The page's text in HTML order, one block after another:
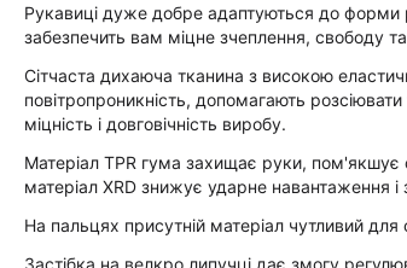
Рукавиці дуже добре адаптуються до форми
забезпечить вам міцне зчеплення, свободу та
Сітчаста дихаюча тканина з високою
повітропроникність, допомагають
міцність і довговічність виробу.
Матеріал TPR гума захищає руки, пом'якшує
матеріал XRD знижує ударне навантаження
На пальцях присутній матеріал чутливий
Застібка на велкро липучці дає змогу